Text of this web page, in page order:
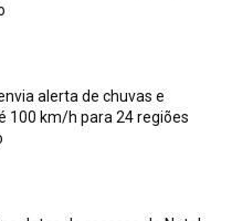
alerta de chuvas e
100 km/h para 24 regiões